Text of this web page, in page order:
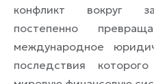
конфликт вокруг
постепенно
международное
последствия